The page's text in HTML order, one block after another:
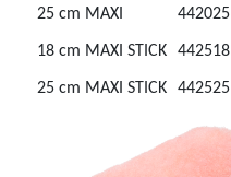
25 cm MAXI
442025
18 cm MAXI STICK 442518
25 cm MAXI STICK 442525